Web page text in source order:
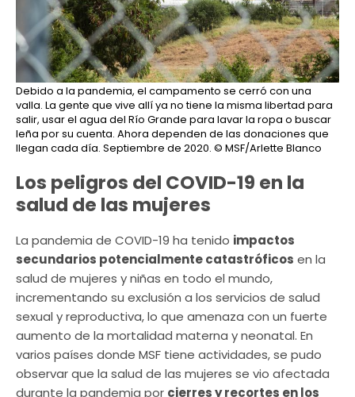
Debido a la pandemia, el campamento se cerró con una
valla. La gente que vive allí ya no tiene la misma libertad para
salir, usar el agua del Río Grande para lavar la ropa o buscar
leña por su cuenta. Ahora dependen de las donaciones que
llegan cada día. Septiembre de 2020. © MSF/Arlette Blanco
Los peligros del COVID-19 en la
salud de las mujeres
La pandemia de COVID-19 ha tenido impactos
secundarios potencialmente catastróficos en la
salud de mujeres y niñas en todo el mundo,
incrementando su exclusión a los servicios de salud
sexual y reproductiva, lo que amenaza con un fuerte
aumento de la mortalidad materna y neonatal. En
varios países donde MSF tiene actividades, se pudo
observar que la salud de las mujeres se vio afectada
durante la pandemia por cierres y recortes en los